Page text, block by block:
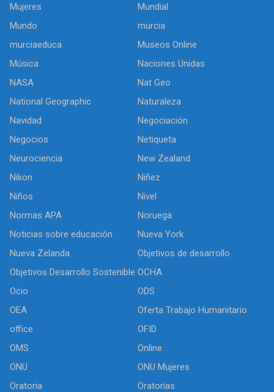
Mujeres
Mundial
Mundo
murcia
murciaeduca
Museos Online
Música
Naciones Unidas
NASA
Nat Geo
National Geographic
Naturaleza
Navidad
Negociación
Negocios
Netiqueta
Neurociencia
New Zealand
Nikon
Niñez
Niños
Nivel
Normas APA
Noruega
Noticias sobre educación
Nueva York
Nueva Zelanda
Objetivos de desarrollo
Objetivos Desarrollo Sostenible OCHA
Ocio
ODS
OEA
Oferta Trabajo Humanitario
office
OFID
OMS
Online
ONU
ONU Mujeres
Oratoria
Oratorías